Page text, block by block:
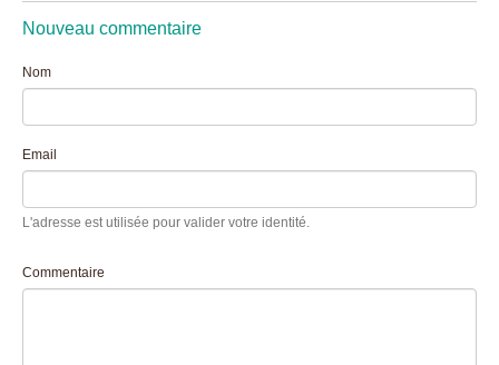
Nouveau commentaire
Nom
Email
L'adresse est utilisée pour valider votre identité.
Commentaire